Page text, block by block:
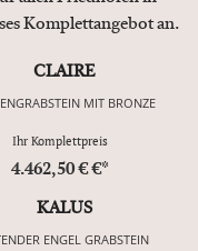
Komplettangebot an.
CLAIRE
MIT BRONZE
Ihr Komplettpreis
4.462,50 € €*
KALUS
ENGEL GRABSTEIN